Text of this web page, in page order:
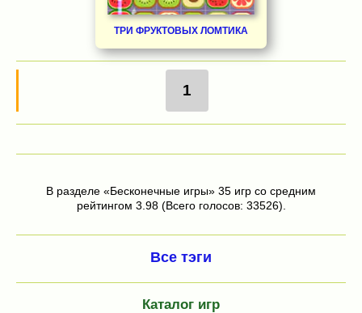
ТРИ ФРУКТОВЫХ ЛОМТИКА
1
В разделе «Бесконечные игры» 35 игр со средним
рейтингом 3.98 (Всего голосов: 33526).
Все тэги
Каталог игр